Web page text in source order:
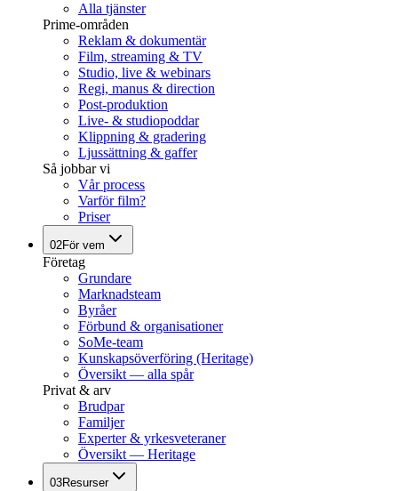
Alla tjänster
Prime-områden
Reklam & dokumentär
Film, streaming & TV
Studio, live & webinars
Regi, manus & direction
Post-produktion
Live- & studiopoddar
Klippning & gradering
Ljussättning & gaffer
Så jobbar vi
Vår process
Varför film?
Priser
02För vem
Företag
Grundare
Marknadsteam
Byråer
Förbund & organisationer
SoMe-team
Kunskapsöverföring (Heritage)
Översikt — alla spår
Privat & arv
Brudpar
Familjer
Experter & yrkesveteraner
Översikt — Heritage
03Resurser